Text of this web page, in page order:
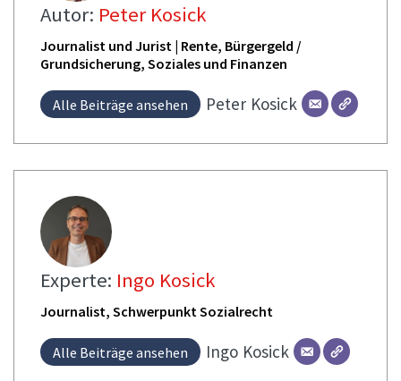
Autor: Peter Kosick
Journalist und Jurist | Rente, Bürgergeld /
Grundsicherung, Soziales und Finanzen
Alle Beiträge ansehen Peter Kosick
Experte: Ingo Kosick
Journalist, Schwerpunkt Sozialrecht
Alle Beiträge ansehen Ingo Kosick